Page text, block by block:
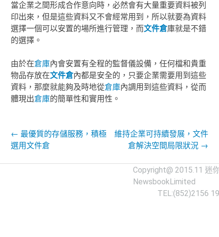
當企業之間形成合作意向時，必然會有大量重要資料被列
印出來，但是這些資料又不會經常用到，所以就要為資料
選擇一個可以安置的場所進行管理，而文件倉庫就是不錯
的選擇。
由於在倉庫內會安置有全程的監督儀設備，任何檔和貴重
物品存放在文件倉內都是安全的，只要企業需要用到這些
資料，那麼就能夠及時地從倉庫內調用到這些資料，從而
體現出倉庫的簡單性和實用性。
Post navigation
← 最優質的存儲服務，積極
選用文件倉
維持企業可持續發展，文件
倉解決空間局限狀況 →
Copyright@ 2015.11迷
NewsbookLimited
TEL:(852)2156